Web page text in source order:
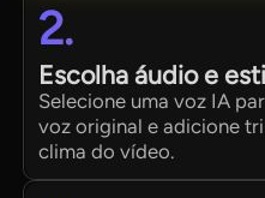
2.
Escolha áudio e
Selecione uma voz IA
voz original e adicione
clima do vídeo.